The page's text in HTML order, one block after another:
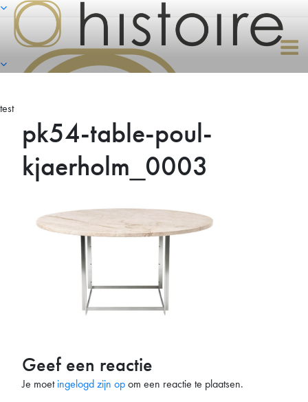
Naar
inhoud
springen
test
pk54-table-poul-
kjaerholm_0003
Geef een reactie
Je moetingelogd zijn opom een reactie te plaatsen.